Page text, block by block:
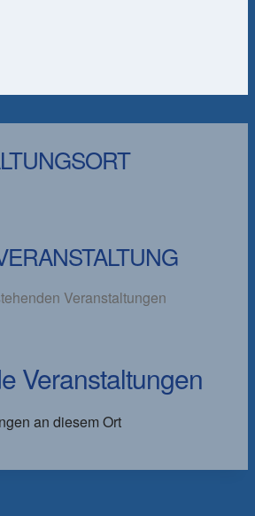
Veranstaltungen
Veranstaltungen
an diesem Ort